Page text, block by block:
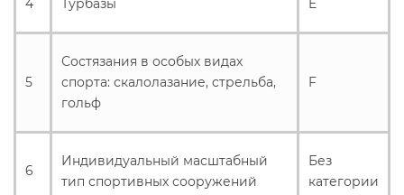
4 Турбазы E
5
Состязания в особых видах
спорта: скалолазание, стрельба,
гольф
F
6
Индивидуальный масштабный
тип спортивных сооружений
Без
категории